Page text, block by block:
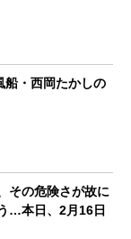
船・西岡たかしの
その危険さが故に
…本日、2月16日